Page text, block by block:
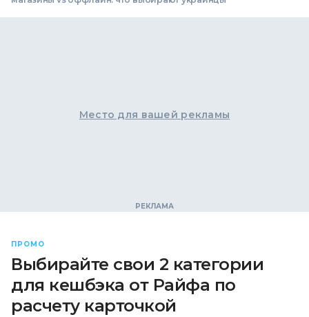
Место для вашей рекламы
ПРОМО
Выбирайте свои 2 категории
для кешбэка от Райфа по
расчету карточкой